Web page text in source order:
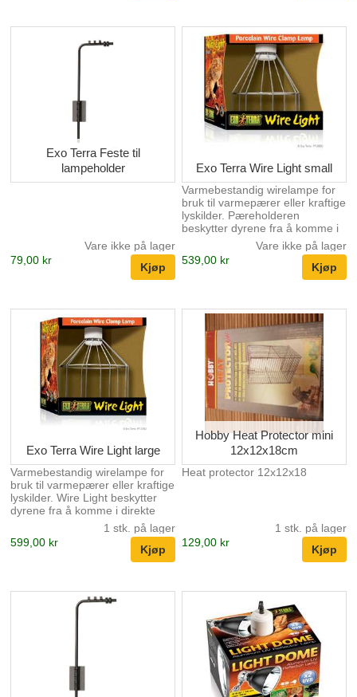
Exo Terra Feste til
lampeholder
Vare ikke på lager
79,00 kr
Exo Terra Wire Light small
Varmebestandig wirelampe for
bruk til varmepærer eller kraftige
lyskilder. Pæreholderen
beskytter dyrene fra å komme i
direkte kontakt med varme-,
eller lyskilden. Lampen festes
med en kraftig medfølgende
Vare ikke på lager
539,00 kr
Exo Terra Wire Light large
Varmebestandig wirelampe for
bruk til varmepærer eller kraftige
lyskilder. Wire Light beskytter
dyrene fra å komme i direkte
kontakt med varme-, eller
lyskilden. Lampen festes med
en kraftig medfølende klype.
1 stk. på lager
599,00 kr
Hobby Heat Protector mini
12x12x18cm
Heat protector 12x12x18
1 stk. på lager
129,00 kr